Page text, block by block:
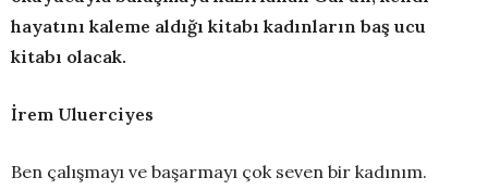
hayatını kaleme aldığı kitabı kadınların baş ucu
kitabı olacak.
İrem Uluerciyes
Ben çalışmayı ve başarmayı çok seven bir kadınım.